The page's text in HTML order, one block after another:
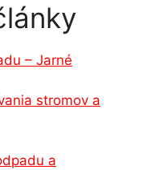
e
gr
a
m
ar
e
– Jarné
stromov a
a